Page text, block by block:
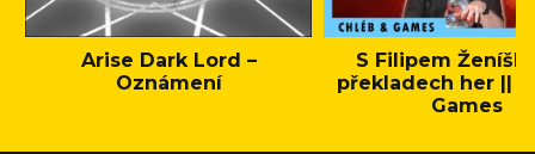
Arise Dark Lord –
Oznámení
S Filipem
překladech her ||
Games